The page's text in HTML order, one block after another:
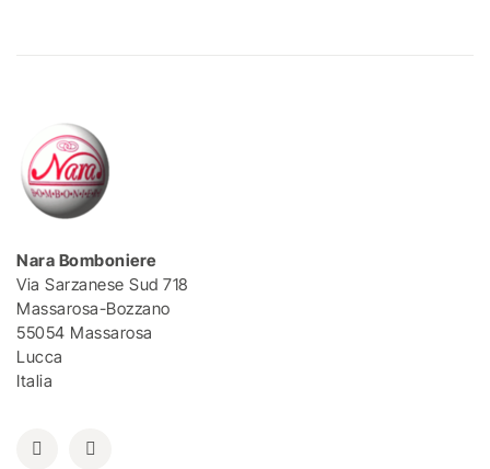
Nara Bomboniere
Via Sarzanese Sud 718
Massarosa-Bozzano
55054 Massarosa
Lucca
Italia